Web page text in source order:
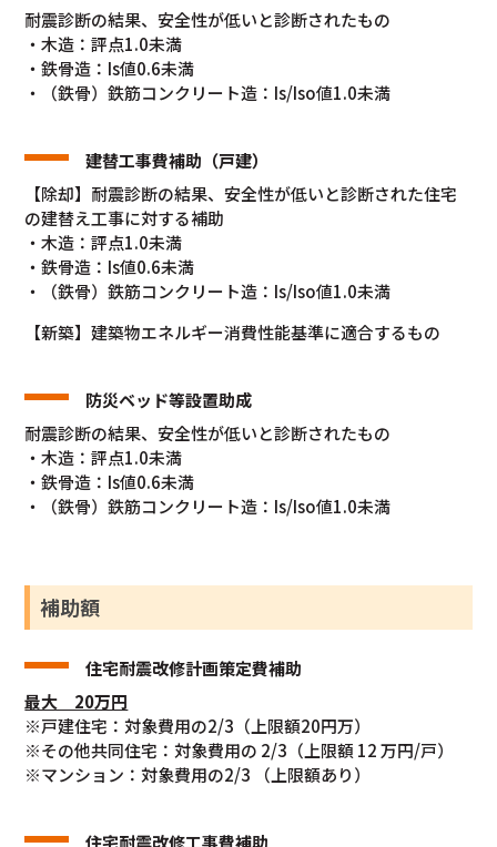
耐震診断の結果、安全性が低いと診断されたもの
・木造：評点1.0未満
・鉄骨造：Is値0.6未満
・（鉄骨）鉄筋コンクリート造：Is/Iso値1.0未満
建替工事費補助（戸建）
【除却】耐震診断の結果、安全性が低いと診断された住宅
の建替え工事に対する補助
・木造：評点1.0未満
・鉄骨造：Is値0.6未満
・（鉄骨）鉄筋コンクリート造：Is/Iso値1.0未満
【新築】建築物エネルギー消費性能基準に適合するもの
防災ベッド等設置助成
耐震診断の結果、安全性が低いと診断されたもの
・木造：評点1.0未満
・鉄骨造：Is値0.6未満
・（鉄骨）鉄筋コンクリート造：Is/Iso値1.0未満
補助額
住宅耐震改修計画策定費補助
最大 20万円
※戸建住宅：対象費用の2/3（上限額20円万）
※その他共同住宅：対象費用の 2/3（上限額 12 万円/戸）
※マンション：対象費用の2/3 （上限額あり）
住宅耐震改修工事費補助